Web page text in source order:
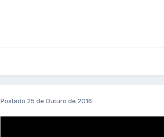
Postado 25 de Outuro de 2016